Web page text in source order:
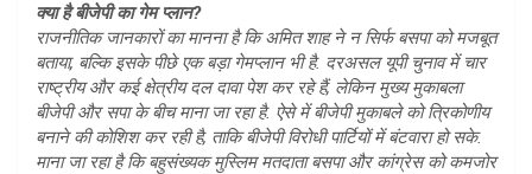
क्या है बीजेपी का गेम प्लान?
राजनीतिक जानकारों का मानना ​​है कि अमित शाह ने न सिर्फ बसपा को मजबूत
बताया, बल्कि इसके पीछे एक बड़ा गेमप्लान भी है. दरअसल यूपी चुनाव में चार
राष्ट्रीय और कई क्षेत्रीय दल दावा पेश कर रहे हैं, लेकिन मुख्य मुकाबला
बीजेपी और सपा के बीच माना जा रहा है. ऐसे में बीजेपी मुकाबले को त्रिकोणीय
बनाने की कोशिश कर रही है, ताकि बीजेपी विरोधी पार्टियों में बंटवारा हो सके.
माना जा रहा है कि बहुसंख्यक मुस्लिम मतदाता बसपा और कांग्रेस को कमजोर